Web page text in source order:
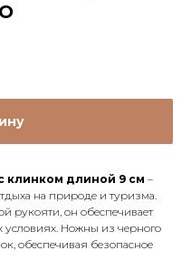
клинком длиной 9 см –
на природе и туризма.
рукояти, он обеспечивает
Ножны из черного
обеспечивая безопасное